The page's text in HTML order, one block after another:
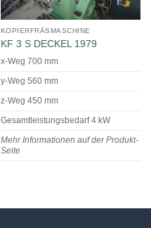
KOPIERFRÄSMASCHINE
KF 3 S DECKEL 1979
x-Weg 700 mm
y-Weg 560 mm
z-Weg 450 mm
Gesamtleistungsbedarf 4 kW
Mehr Informationen auf der Produkt-
Seite